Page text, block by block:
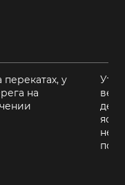
перекатах, у
на